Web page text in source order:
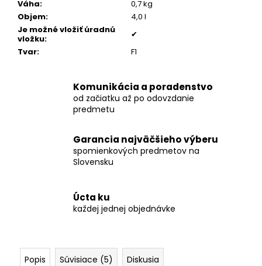
Váha:
0,7 kg
Objem:
4,0 l
Je možné vložiť úradnú
vložku:
✔
Tvar: F1
Komunikácia a poradenstvo
od začiatku až po odovzdanie
predmetu
Garancia najväčšieho výberu
spomienkových predmetov na
Slovensku
Úcta ku
každej jednej objednávke
Popis Súvisiace (5) Diskusia
PRSTEŇ
PERLEŤ
€160